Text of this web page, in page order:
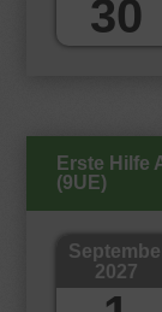
30
Erste Hilfe
(9UE)
2027